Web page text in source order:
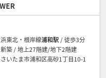
東北・根岸線浦和駅 / 徒歩3分
築 / 地上27階建/地下2階建
いたま市浦和区高砂1丁目10-1